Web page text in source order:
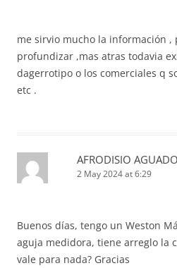
me sirvio mucho la información
profundizar ,mas atras todavia
dagerrotipo o los comerciales q
etc .
AFRODISIO AGUADO
2 May 2024 at 6:29
Buenos días, tengo un Weston
aguja medidora, tiene arreglo la
vale para nada? Gracias